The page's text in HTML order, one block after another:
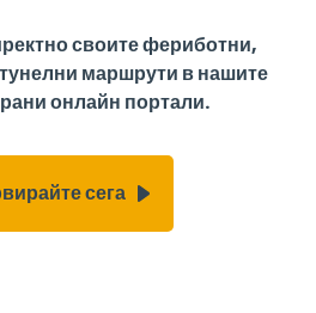
своите фериботни,
маршрути в нашите
онлайн портали.
сега